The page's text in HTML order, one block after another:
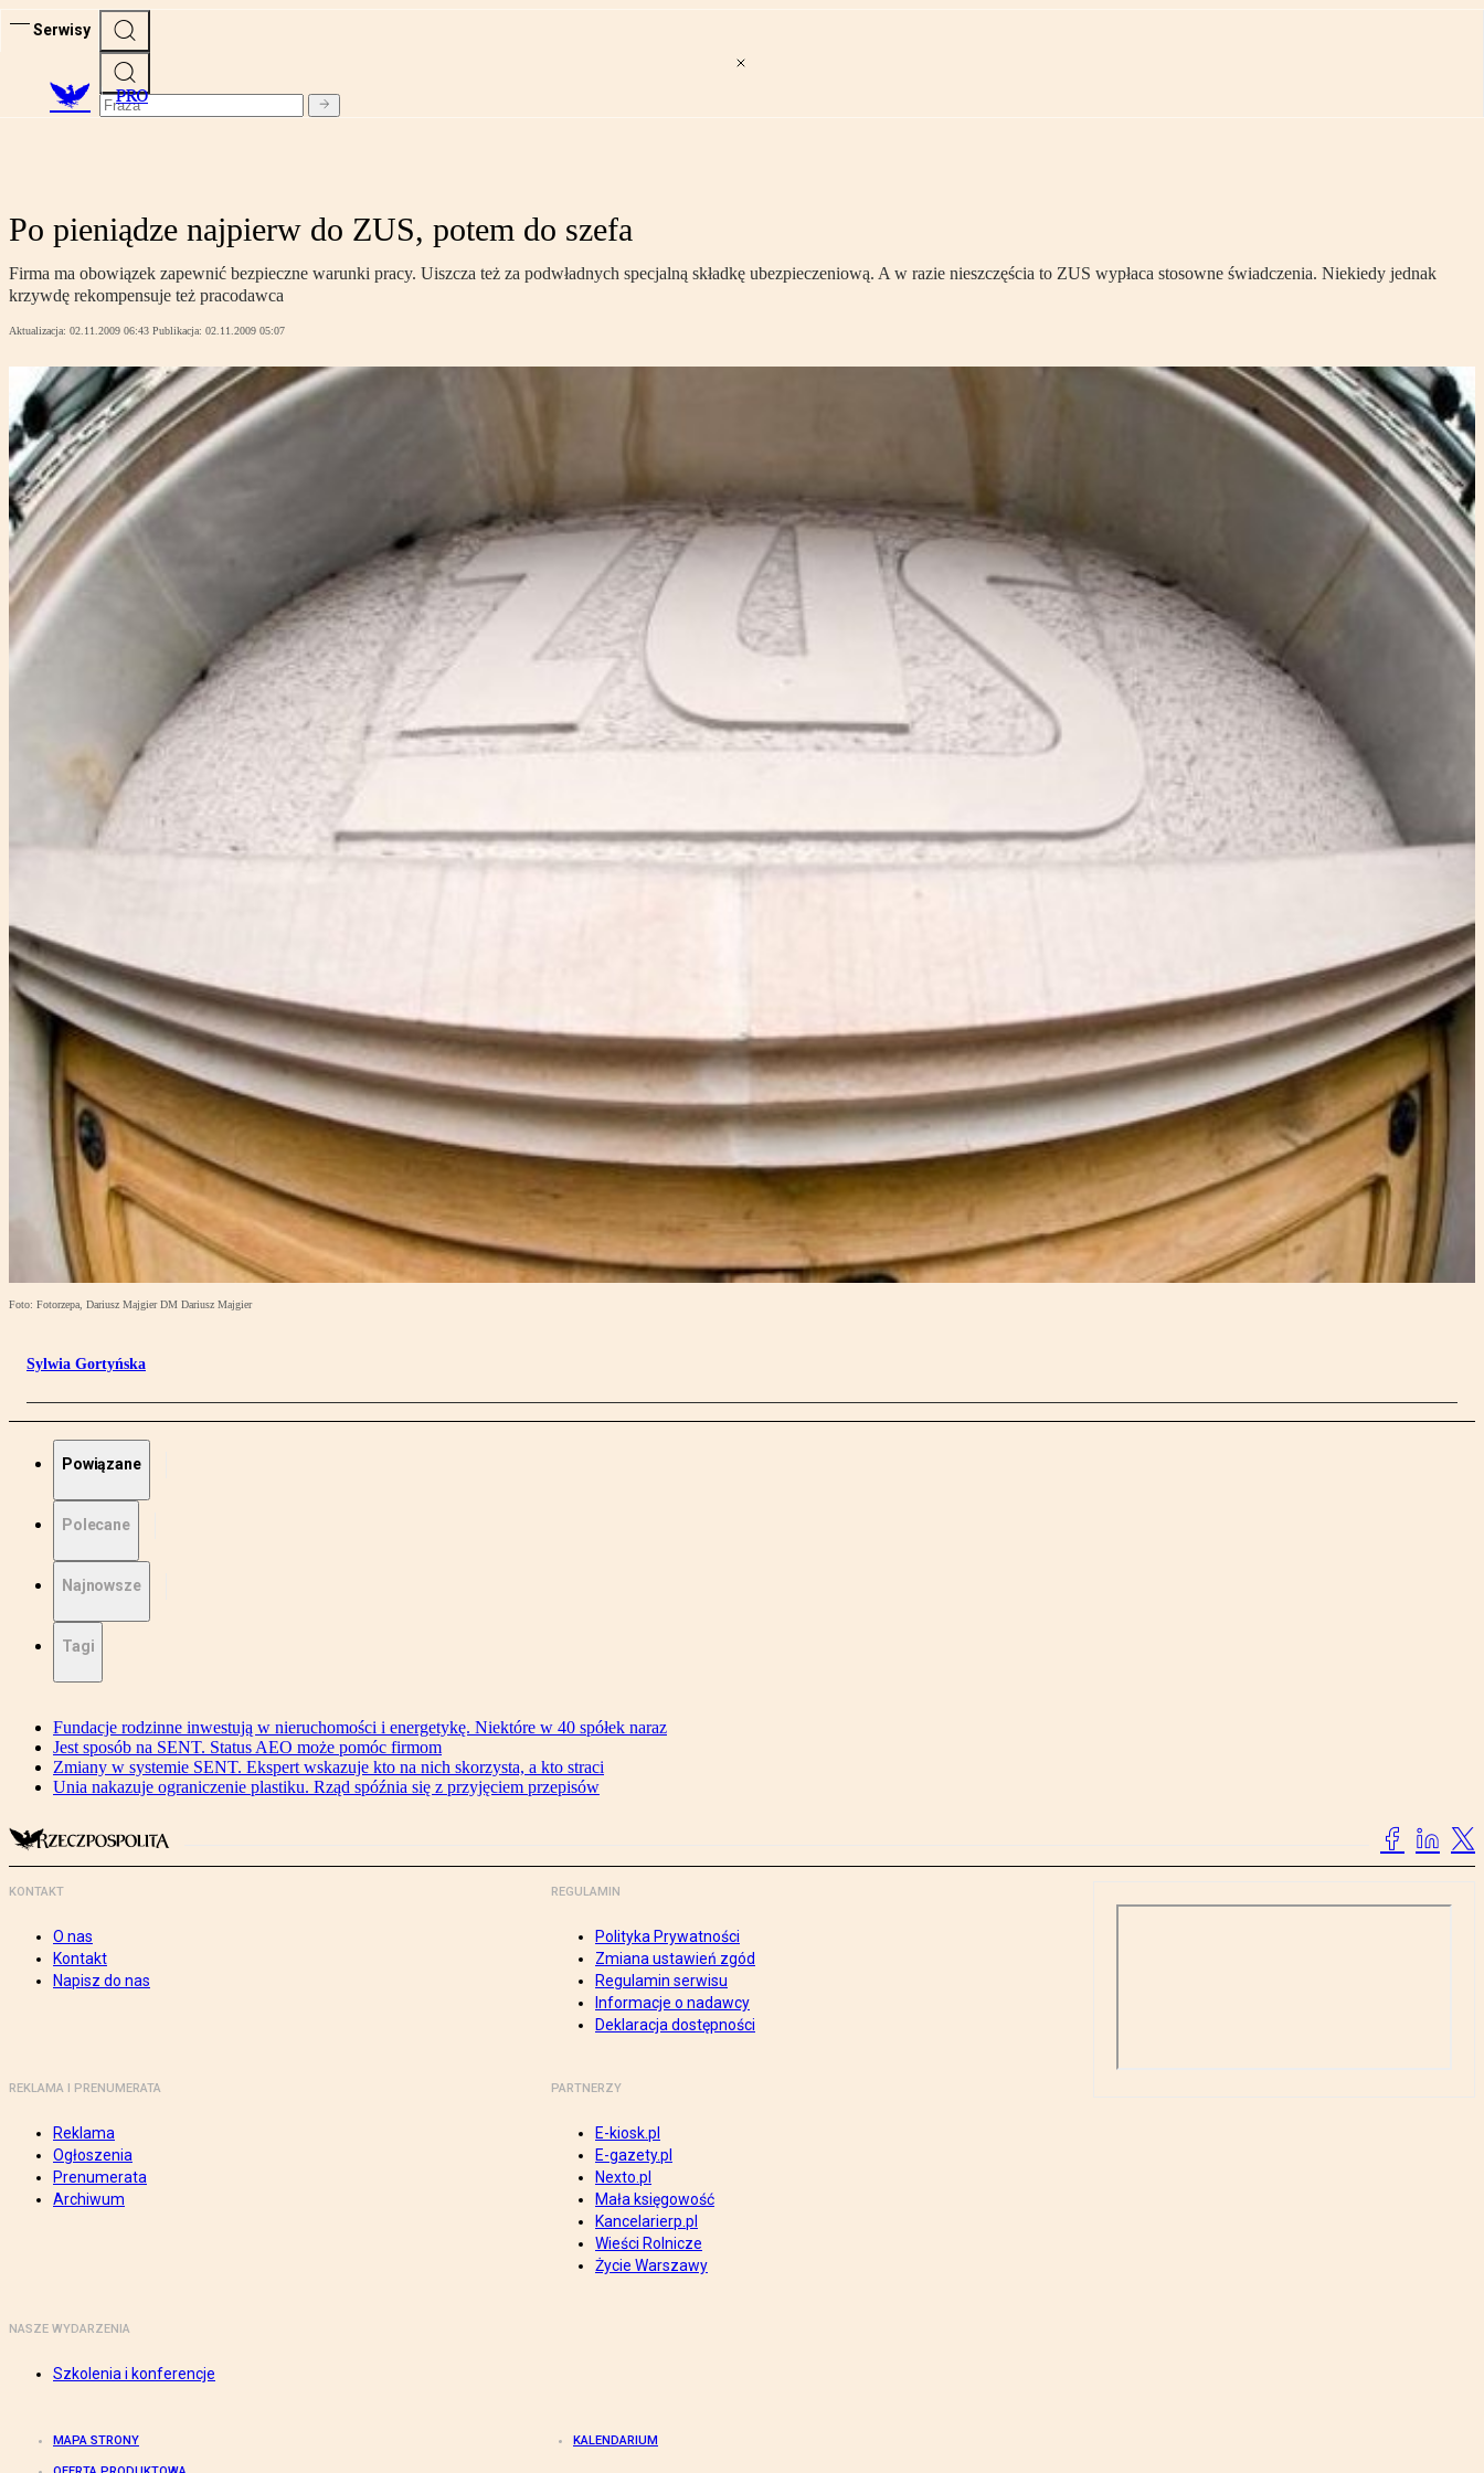
Serwisy
PRO
Po pieniądze najpierw do ZUS, potem do szefa
Firma ma obowiązek zapewnić bezpieczne warunki pracy. Uiszcza też za podwładnych specjalną składkę ubezpieczeniową. A w razie nieszczęścia to ZUS wypłaca stosowne świadczenia. Niekiedy jednak
krzywdę rekompensuje też pracodawca
Aktualizacja: 02.11.2009 06:43 Publikacja: 02.11.2009 05:07
Foto: Fotorzepa, Dariusz Majgier DM Dariusz Majgier
Sylwia Gortyńska
Powiązane
Polecane
Najnowsze
Tagi
Fundacje rodzinne inwestują w nieruchomości i energetykę. Niektóre w 40 spółek naraz
Jest sposób na SENT. Status AEO może pomóc firmom
Zmiany w systemie SENT. Ekspert wskazuje kto na nich skorzysta, a kto straci
Unia nakazuje ograniczenie plastiku. Rząd spóźnia się z przyjęciem przepisów
KONTAKT
O nas
Kontakt
Napisz do nas
REGULAMIN
Polityka Prywatności
Zmiana ustawień zgód
Regulamin serwisu
Informacje o nadawcy
Deklaracja dostępności
REKLAMA I PRENUMERATA
Reklama
Ogłoszenia
Prenumerata
Archiwum
PARTNERZY
E-kiosk.pl
E-gazety.pl
Nexto.pl
Mała księgowość
Kancelarierp.pl
Wieści Rolnicze
Życie Warszawy
NASZE WYDARZENIA
Szkolenia i konferencje
MAPA STRONY KALENDARIUM